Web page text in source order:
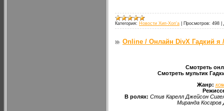
Категория: Новости Хип-Хоп'а Просмотров: 498
Online / Онлайн DivX Гадкий я
Смотреть
Смотреть мультик
Жанр:
В ролях: Стив Карелл Джейсон
Миранда